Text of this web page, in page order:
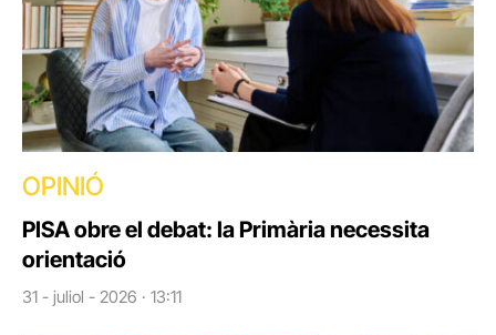
OPINIÓ
PISA obre el debat: la Primària necessita
orientació
31 - juliol - 2026 · 13:11